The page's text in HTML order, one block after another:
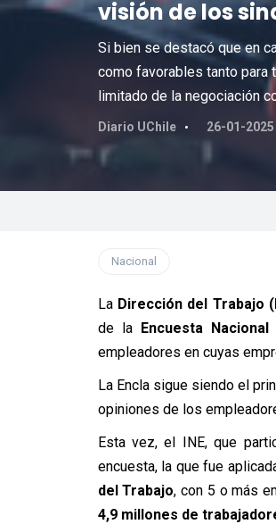
visión de los
Si bien se destacó que en
como favorables tanto para
limitado de la negociación
Diario UChile 26-01-2025
Nacional
La Dirección del Trabajo
de laEncuesta Nacional
empleadores en cuyas
La Encla sigue siendo el
opiniones de los
Esta vez, el INE, que
encuesta, la que fue
del Trabajo, con 5 o más
4,9 millones de